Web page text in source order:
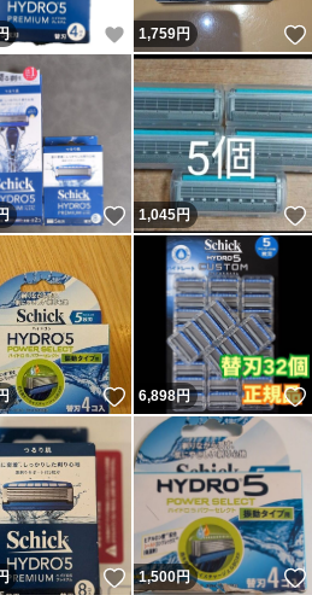
！ いいね！
1,759円
！ いいね！
1,045円
！ いいね！
6,898円
！ いいね！
1,500円